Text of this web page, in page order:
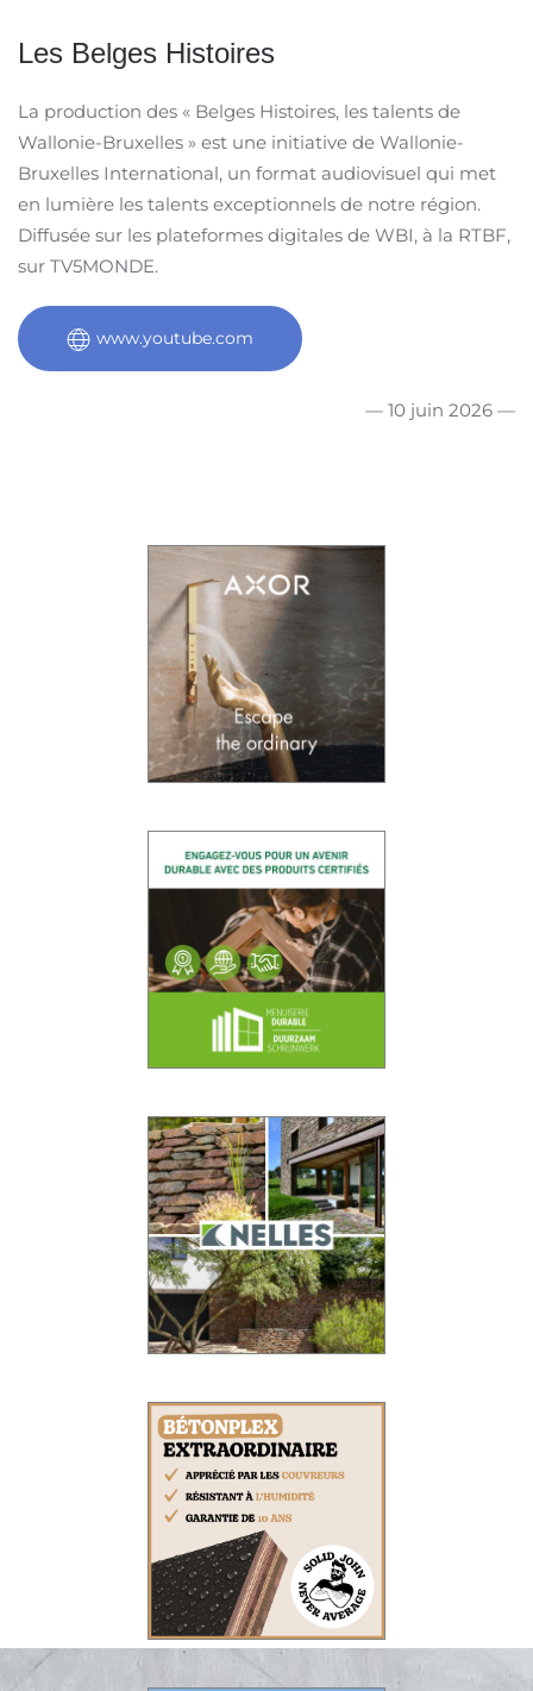
Les Belges Histoires
La production des « Belges Histoires, les talents de
Wallonie-Bruxelles » est une initiative de Wallonie-
Bruxelles International, un format audiovisuel qui met
en lumière les talents exceptionnels de notre région.
Diffusée sur les plateformes digitales de WBI, à la RTBF,
sur TV5MONDE.
www.youtube.com
— 10 juin 2026 —